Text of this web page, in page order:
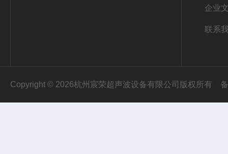
企业
联系
Copyright © 2026杭州宸荣超声波设备有限公司版权所有